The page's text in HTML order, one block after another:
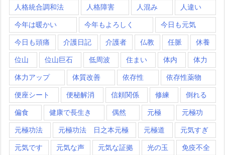
人格統合調和法 人格障害 人混み 人違い
今年は暖かい 今年もよろしく 今日も元気
今日も頭痛 介護日記 介護者 仏教 任脈 休養
位山 位山巨石 低周波 住まい 体内 体力
体力アップ 体質改善 依存性 依存性薬物
便座シート 便秘解消 信頼関係 修練 倒れる
偏食 健康で長生き 偶然 元極 元極功
元極功法 元極功法 日之本元極 元極道 元気すぎ
元気です 元気な声 元気な証拠 光の玉 免疫不全